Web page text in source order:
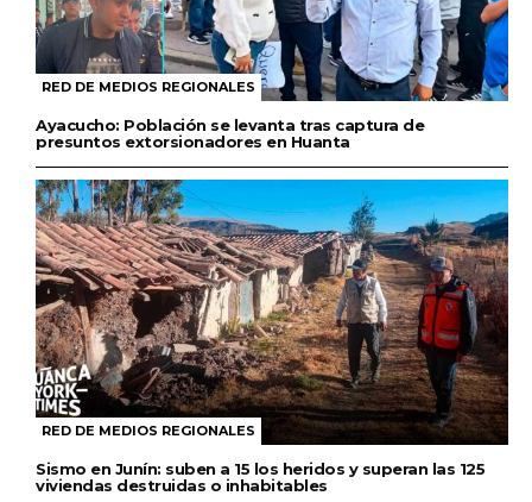
RED DE MEDIOS REGIONALES
Ayacucho: Población se levanta tras captura de
presuntos extorsionadores en Huanta
RED DE MEDIOS REGIONALES
Sismo en Junín: suben a 15 los heridos y superan las 125
viviendas destruidas o inhabitables